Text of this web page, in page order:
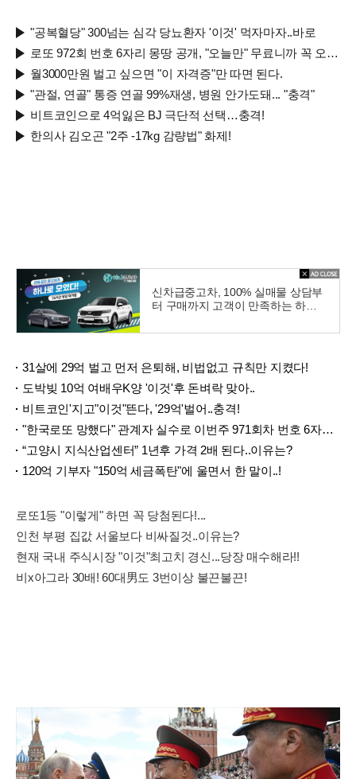
"공복혈당" 300넘는 심각 당뇨환자 '이것' 먹자마자..바로
로또 972회 번호 6자리 몽땅 공개, "오늘만" 무료니까 꼭 오늘 확인하세요.
월3000만원 벌고 싶으면 "이 자격증"만 따면 된다.
"관절, 연골" 통증 연골 99%재생, 병원 안가도돼... "충격"
비트코인으로 4억잃은 BJ 극단적 선택…충격!
한의사 김오곤 "2주 -17kg 감량법" 화제!
신차급중고차, 100% 실매물 상담부
터 구매까지 고객이 만족하는 하나
31살에 29억 벌고 먼저 은퇴해, 비법없고 규칙만 지켰다!
도박빚 10억 여배우K양 '이것'후 돈벼락 맞아..
비트코인'지고"이것"뜬다, '29억'벌어..충격!
"한국로또 망했다" 관계자 실수로 이번주 971회차 번호 6자리 공개!? 꼭 확인해라!
“고양시 지식산업센터” 1년후 가격 2배 된다..이유는?
120억 기부자 "150억 세금폭탄"에 울면서 한 말이..!
로또1등 "이렇게" 하면 꼭 당첨된다!...
인천 부평 집값 서울보다 비싸질것..이유는?
현재 국내 주식시장 "이것"최고치 경신...당장 매수해라!!
비x아그라 30배! 60대男도 3번이상 불끈불끈!